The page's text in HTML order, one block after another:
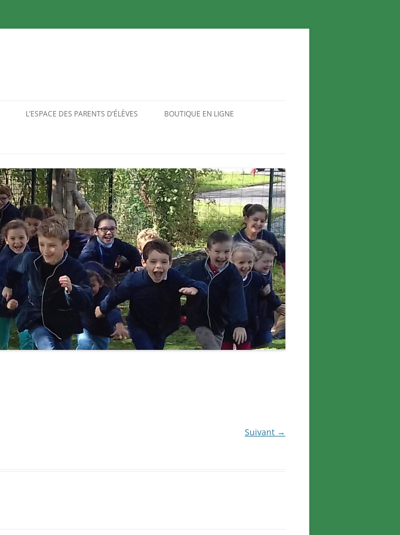
L’ESPACE DES PARENTS D’ÉLÈVES BOUTIQUE EN LIGNE
Suivant →